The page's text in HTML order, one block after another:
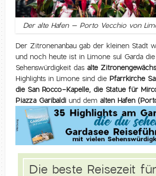
Der alte Hafen – Porto Vecchio von
Der Zitronenanbau gab der kleinen Stadt
und noch heute ist in Limone sul Garda
Sehenswürdigkeit dasalte
Highlights in Limone sind die Pfarrkirche
die San Rocco-Kapelle, die Statue für
Piazza Garibaldi und demalten Hafen
Die beste Reisezeit